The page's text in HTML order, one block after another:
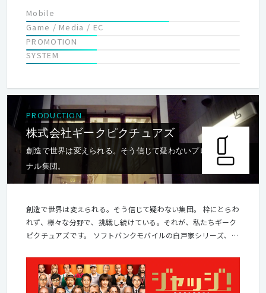
Mobile
Game / Media / EC
PROMOTION
SYSTEM
PRODUCTION
株式会社ギークピクチュアズ
創造で世界は変えられる。そう信じて疑わないプロフェッショ
ナル集団。
創造で世界は変えられる。そう信じて疑わない集団。 枠にとらわ
れず、様々な分野で、挑戦し続けている。それが、私たちギーク
ピクチュアズです。 ソフトバンクモバイルの白戸家シリーズ、ト
ACC CM FESTIVAL、ギャラクシー賞など、世界中で賞を受賞して
きました。 現在では東京と上海、シンガポールにオフィスを構え